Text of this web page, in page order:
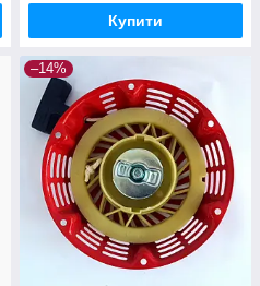
Купити
–14%